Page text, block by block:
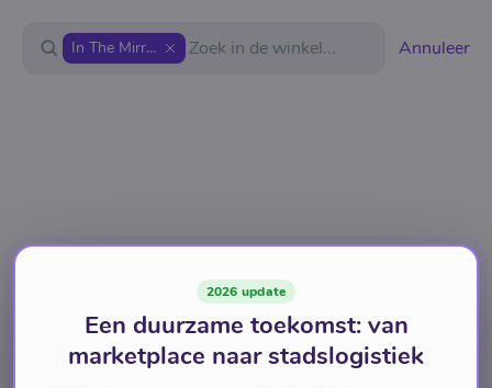
In The Mirror Annuleer
2026 update
Een duurzame toekomst: van
marketplace naar stadslogistiek